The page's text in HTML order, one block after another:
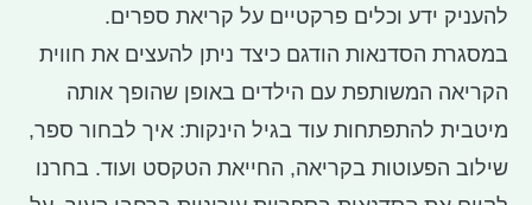
להעניק ידע וכלים פרקטיים על קריאת ספרים.
במסגרת הסדנאות הודגם כיצד ניתן להעצים את חווית
הקריאה המשותפת עם הילדים באופן שהופך אותה
מיטבית להתפתחות עוד בגיל הינקות: איך לבחור ספר,
שילוב הפעוטות בקריאה, החייאת הטקסט ועוד. בחרנו